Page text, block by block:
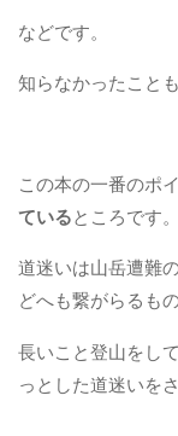
などです。
知らなかったこと
この本の一番のポ
ているところです。
道迷いは山岳遭難
どへも繋がらるもの
長いこと登山をし
っとした道迷いを